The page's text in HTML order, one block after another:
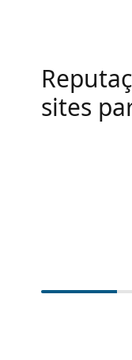
sites